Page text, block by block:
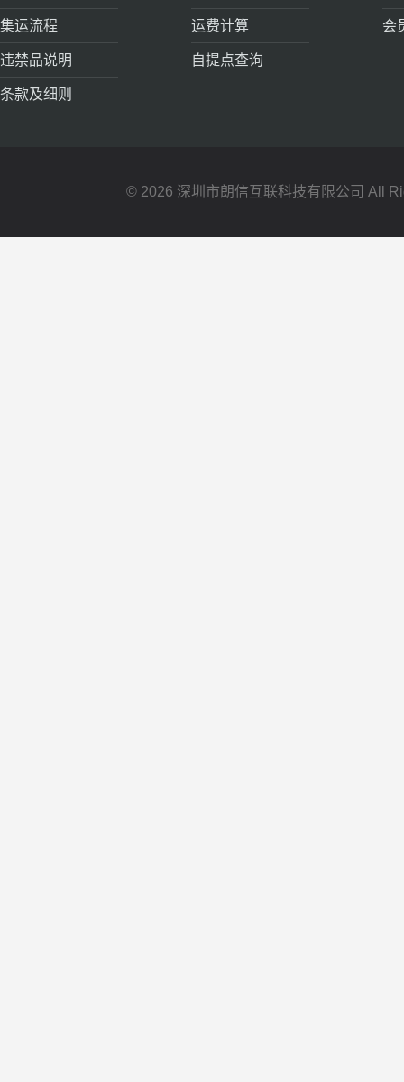
集运流程
违禁品说明
条款及细则
运费计算
自提点查询
会
© 2026 深圳市朗信互联科技有限公司 All